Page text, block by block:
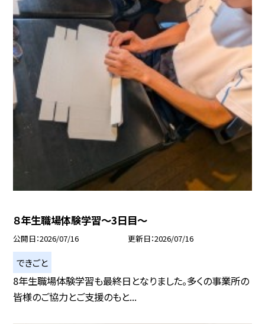
８年生職場体験学習～3日目～
公開日 2026/07/16 更新日 2026/07/16
できごと
8年生職場体験学習も最終日となりました。多くの事業所の
皆様のご協力とご支援のもと...